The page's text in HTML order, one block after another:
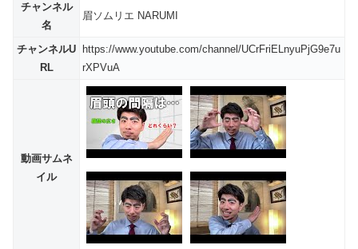
チャンネル
名
眉ソムリエ NARUMI
チャンネルU
RL
https://www.youtube.com/channel/UCrFriELnyuPjG9e7u
rXPVuA
動画サムネ
イル